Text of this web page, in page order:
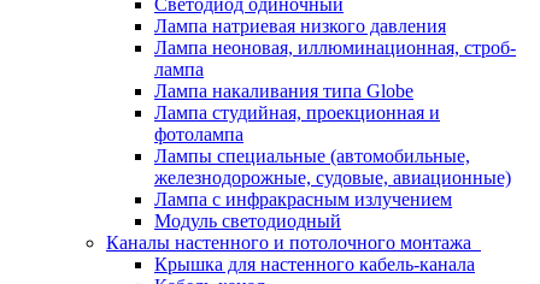
Светодиод одиночный
Лампа натриевая низкого давления
Лампа неоновая, иллюминационная, строб-
лампа
Лампа накаливания типа Globe
Лампа студийная, проекционная и
фотолампа
Лампы специальные (автомобильные,
железнодорожные, судовые, авиационные)
Лампа с инфракрасным излучением
Модуль светодиодный
Каналы настенного и потолочного монтажа
Крышка для настенного кабель-канала